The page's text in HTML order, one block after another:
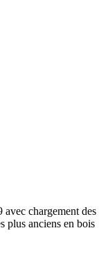
chargement des
plus anciens en bois